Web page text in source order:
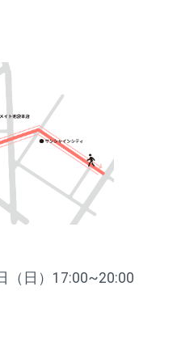
（日）17:00~20:00